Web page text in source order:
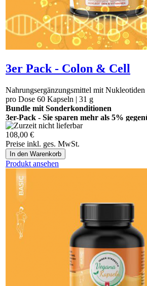
3er Pack - Colon & Cell
Nahrungsergänzungsmittel mit
pro Dose 60 Kapseln | 31 g
Bundle mit Sonderkonditionen
3er-Pack - Sie sparen mehr als 5%
Bitte bestellen Sie das Produkt ab sofort hier:
https://vegananatura.ch/thuja.
108,00 €
Preise inkl. ges. MwSt.
Produkt ansehen